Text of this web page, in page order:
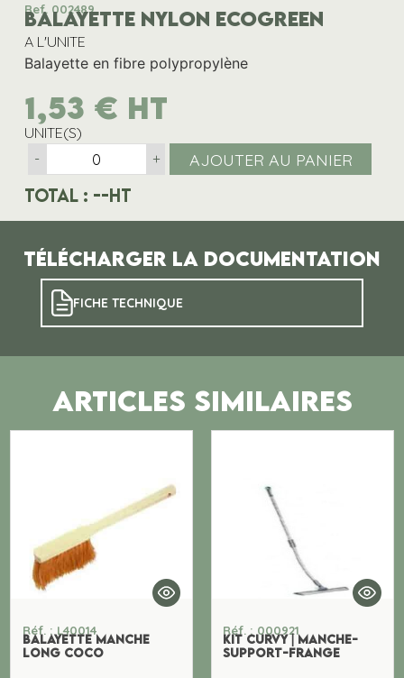
Ref. 002489
BALAYETTE NYLON ECOGREEN
A L'UNITE
Balayette en fibre polypropylène
1,53 € HT
UNITE(S)
-
+ AJOUTER AU PANIER
Total : --HT
Télécharger la documentation
FICHE TECHNIQUE
ARTICLES SIMILAIRES
Réf. : L40014
BALAYETTE MANCHE
LONG COCO
Réf. : 000921
KIT CURVY | MANCHE-
SUPPORT-FRANGE